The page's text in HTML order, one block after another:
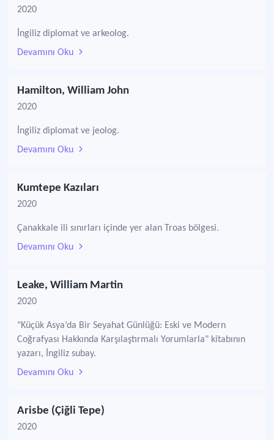
2020
İngiliz diplomat ve arkeolog.
Devamını Oku
Hamilton, William John
2020
İngiliz diplomat ve jeolog.
Devamını Oku
Kumtepe Kazıları
2020
Çanakkale ili sınırları içinde yer alan Troas bölgesi.
Devamını Oku
Leake, William Martin
2020
"Küçük Asya’da Bir Seyahat Günlüğü: Eski ve Modern
Coğrafyası Hakkında Karşılaştırmalı Yorumlarla" kitabının
yazarı, İngiliz subay.
Devamını Oku
Arisbe (Çiğli Tepe)
2020